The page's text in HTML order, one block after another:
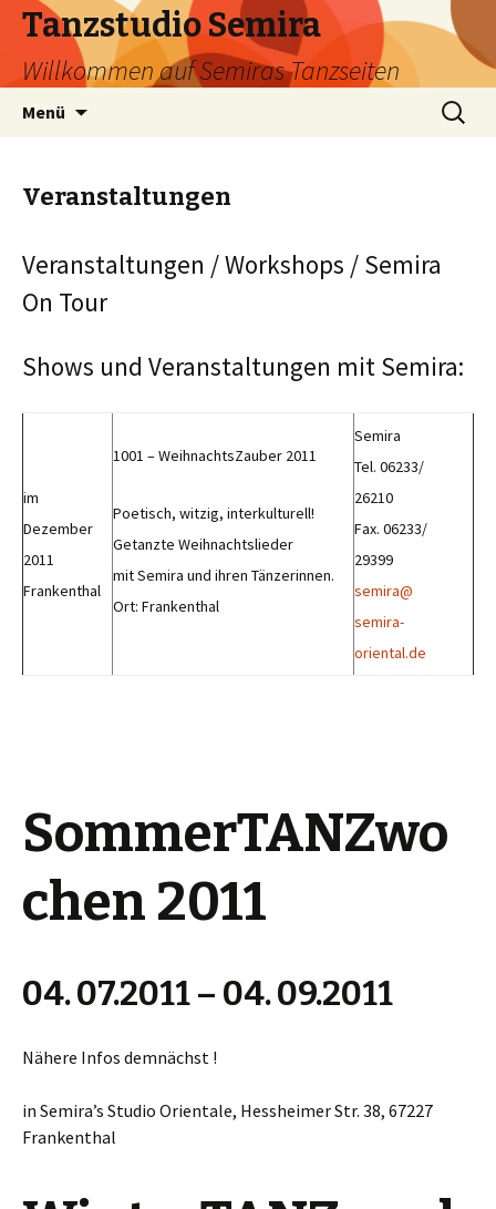
Tanzstudio Semira
Willkommen auf Semiras Tanzseiten
Menü
Suche
nach:
Veranstaltungen
Veranstaltungen / Workshops / Semira
On Tour
Shows und Veranstaltungen mit Semira:
im
Dezember
2011
Frankenthal
1001 – WeihnachtsZauber 2011
Poetisch, witzig, interkulturell!
Getanzte Weihnachtslieder
mit Semira und ihren Tänzerinnen.
Ort: Frankenthal
Semira
Tel. 06233/
26210
Fax. 06233/
29399
semira@
semira-
oriental.de
SommerTANZwo
chen 2011
04. 07.2011 – 04. 09.2011
Nähere Infos demnächst !
in Semira’s Studio Orientale, Hessheimer Str. 38, 67227
Frankenthal